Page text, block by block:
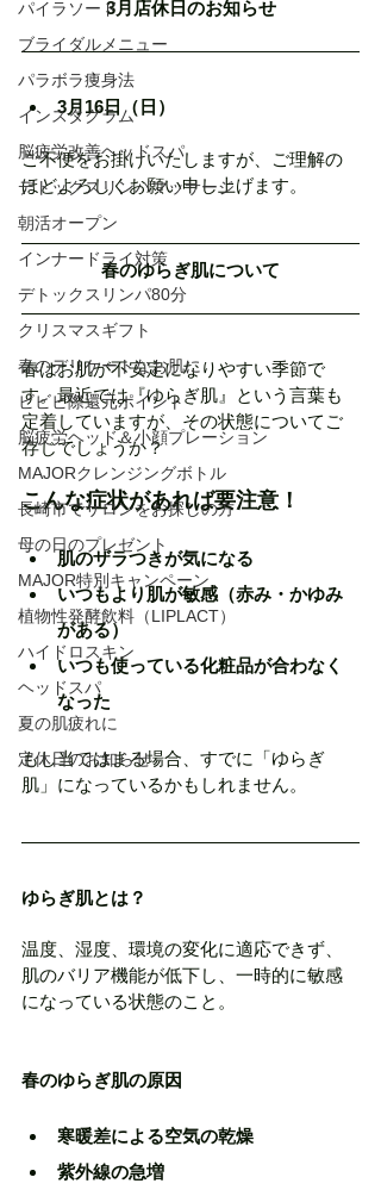
パイラソード
ブライダルメニュー
パラボラ痩身法
インスタグラム
脳疲労改善ヘッドスパ
デトックスリンパマッサージ
朝活オープン
インナードライ対策
デトックスリンパ80分
クリスマスギフト
春のデリケートなお肌に
ビビビ際還元ポイント
脳疲労ヘッド＆小顔プレーション
MAJORクレンジングボトル
長崎市でサロンをお探しの方
母の日のプレゼント
MAJOR特別キャンペーン
植物性発酵飲料（LIPLACT）
ハイドロスキン
ヘッドスパ
夏の肌疲れに
定休日のお知らせ
3月店休日のお知らせ
3月16日（日）
ご不便をお掛けいたしますが、ご理解の
ほどよろしくお願い申し上げます。
春のゆらぎ肌について
春はお肌が不安定になりやすい季節で
す。最近では『ゆらぎ肌』という言葉も
定着していますが、その状態についてご
存じでしょうか？
こんな症状があれば要注意！
肌のザラつきが気になる
いつもより肌が敏感（赤み・かゆみ
がある）
いつも使っている化粧品が合わなく
なった
もし当てはまる場合、すでに「ゆらぎ
肌」になっているかもしれません。
ゆらぎ肌とは？
温度、湿度、環境の変化に適応できず、
肌のバリア機能が低下し、一時的に敏感
になっている状態のこと。
春のゆらぎ肌の原因
寒暖差による空気の乾燥
紫外線の急増